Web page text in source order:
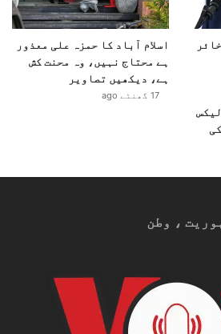
اسلام آباد کا حمزہ علی معذور
ہے محتاج نہیں، وہ محنت کش
ہے، دیکھیں تصاویر
17 گھنٹے ago
، وطن